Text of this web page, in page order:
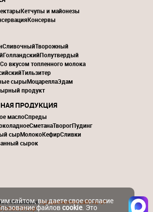
Кетчупы и майонезы
Консервы
СливочныйТворожный
ГолландскийПолутвердый
Со вкусом топленного молока
Тильзитер
сырыМоцареллаЭдам
продукт
ПРОДУКЦИЯ
маслоСпреды
СметанаТворогПудинг
сырМолокоКефирСливки
сырок
поисковоепродвижение сайтов от
сайтом, вы даете свое согласие
файловcookie. Это